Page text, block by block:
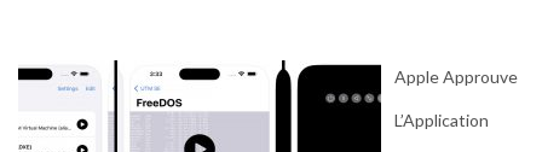
Apple Approuve
L’Application